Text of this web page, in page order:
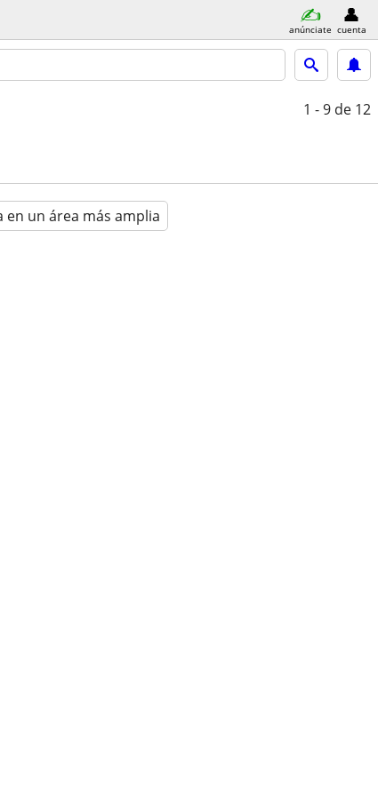
anúnciate cuenta
1 - 9 de 12
en un área más amplia